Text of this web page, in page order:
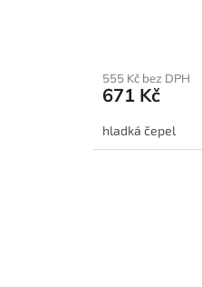
555 Kč bez DPH
671 Kč
hladká čepel